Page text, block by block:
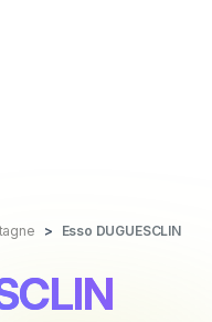
Esso DUGUESCLIN